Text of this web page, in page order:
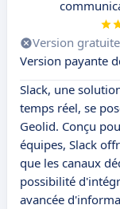
Version gratuite
Version payante
Slack, une
temps réel, se
Geolid. Conçu
équipes, Slack
que les canaux
possibilité
avancée